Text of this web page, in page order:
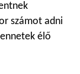
számot adni
élő